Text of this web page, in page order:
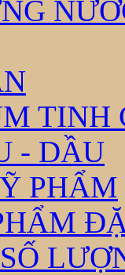
TINH
- DẦU
PHẨM